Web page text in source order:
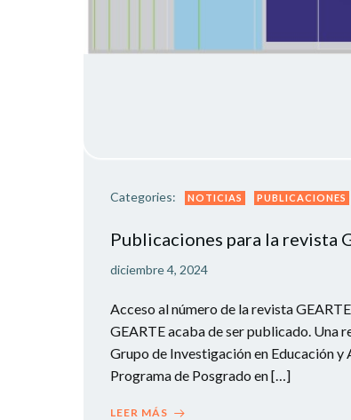
Categories: NOTICIAS PUBLICACIONES
Publicaciones para la revista
diciembre 4, 2024
Acceso al número de la revista
GEARTE acaba de ser publicado. Una
Grupo de Investigación en Educación y
Programa de Posgrado en […]
LEER MÁS